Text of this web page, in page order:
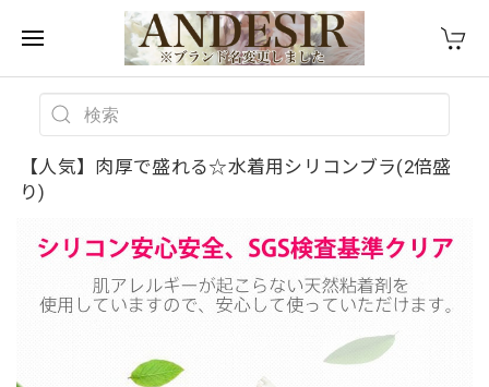
【人気】肉厚で盛れる☆水着用シリコンブラ(2倍盛
り)